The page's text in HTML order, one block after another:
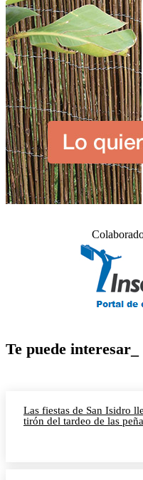
Te puede interesar_
Las fiestas de San Isidro
tirón del tardeo de las